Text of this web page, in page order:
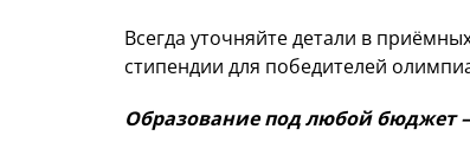
Всегда уточняйте детали в
стипендии для победителей
Образование под любой бюджет